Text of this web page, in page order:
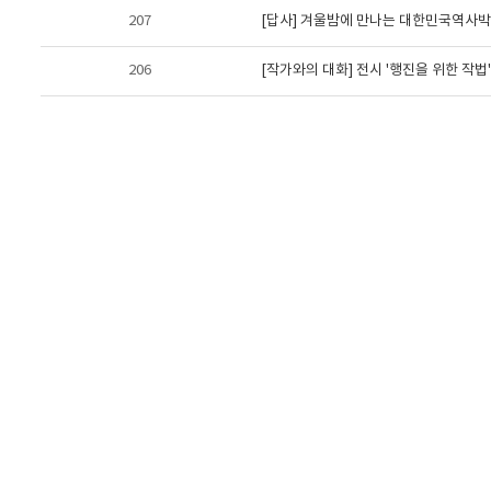
207 [답사] 겨울밤에 만나는 대한민국역사
206 [작가와의 대화] 전시 '행진을 위한 작법'